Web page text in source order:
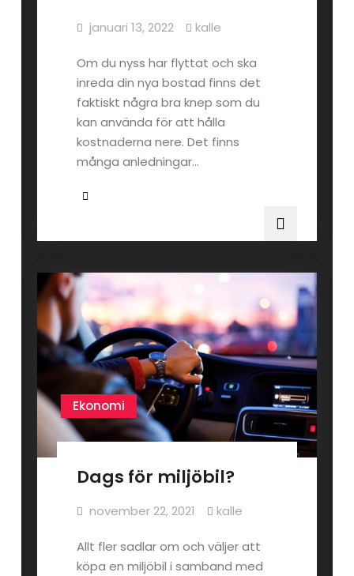
januari 13, 2022 kalle
Om du nyss har flyttat och ska
inreda din nya bostad finns det
faktiskt några bra knep som du
kan använda för att hålla
kostnaderna nere. Det finns
många anledningar…
Ekonomi
Dags för miljöbil?
november 22, 2021 kalle
Allt fler sadlar om och väljer att
köpa en miljöbil i samband med